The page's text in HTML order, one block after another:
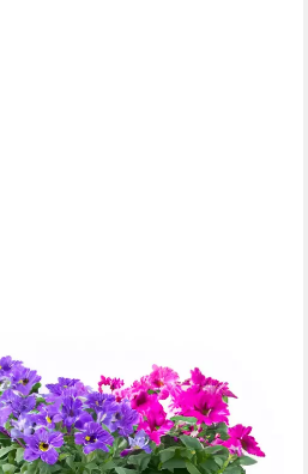
beige (1 St), Wetterfeste Blumen-
Grabschmuck
bei dir